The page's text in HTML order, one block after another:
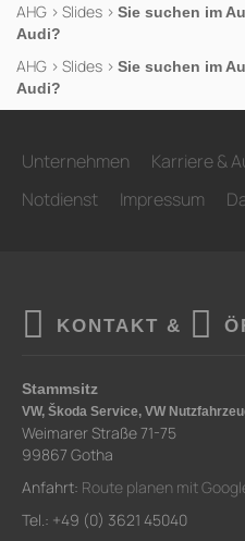
AHG > Slides > Sie suchen im
Audi?
AHG > Slides > Sie suchen im
Audi?
Unternehmen Karriere &
Notdienst
Impressum
KONTAKT &
Stammsitz
VW, Škoda Service, VW
Weimarer Straße 71-75
99867 Gotha
Anfahrt: Route planen mit
Tel.: +49 (0) 3621 45040